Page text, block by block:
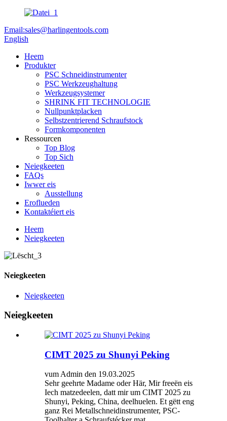
Email:sales@harlingentools.com
English
Heem
Produkter
PSC Schneidinstrumenter
PSC Werkzeughaltung
Werkzeugsystemer
SHRINK FIT TECHNOLOGIE
Nullpunktplacken
Selbstzentrierend Schraufstock
Formkomponenten
Ressourcen
Top Blog
Top Sich
Neiegkeeten
FAQs
Iwwer eis
Ausstellung
Eroflueden
Kontaktéiert eis
Heem
Neiegkeeten
Neiegkeeten
Neiegkeeten
Neiegkeeten
CIMT 2025 zu Shunyi Peking
vum Admin den 19.03.2025
Sehr geehrte Madame oder Här, Mir freeën eis
Iech matzedeelen, datt mir um CIMT 2025 zu
Shunyi, Peking, China, deelhuelen. Et gëtt eng
ganz Rei Metallschneidinstrumenter, PSC-